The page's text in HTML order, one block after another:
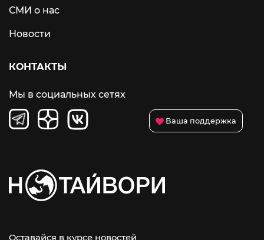
СМИ о нас
Новости
КОНТАКТЫ
Мы в социальных сетях
Ваша поддержка
Оставайся в курсе новостей